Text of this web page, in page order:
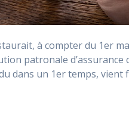
à compter du 1er
patronale d’assurance
dans un 1er temps, vient